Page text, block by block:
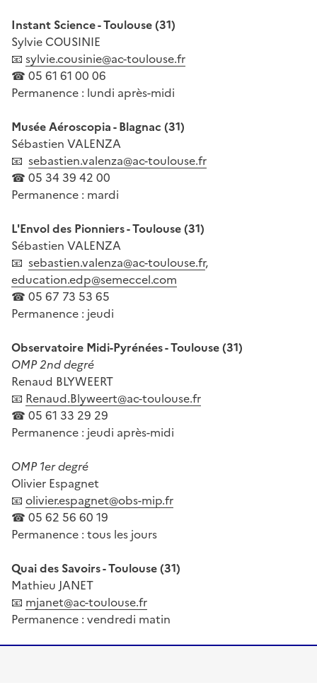
Instant Science - Toulouse (31)
Sylvie COUSINIE
📧 sylvie.cousinie@ac-toulouse.fr
☎ 05 61 61 00 06
Permanence : lundi après-midi
Musée Aéroscopia - Blagnac (31)
Sébastien VALENZA
📧 sebastien.valenza@ac-toulouse.fr
☎ 05 34 39 42 00
Permanence : mardi
L'Envol des Pionniers - Toulouse (31)
Sébastien VALENZA
📧 sebastien.valenza@ac-toulouse.fr,
education.edp@semeccel.com
☎ 05 67 73 53 65
Permanence : jeudi
Observatoire Midi-Pyrénées - Toulouse (31)
OMP 2nd degré
Renaud BLYWEERT
📧 Renaud.Blyweert@ac-toulouse.fr
☎ 05 61 33 29 29
Permanence : jeudi après-midi
OMP 1er degré
Olivier Espagnet
📧 olivier.espagnet@obs-mip.fr
☎ 05 62 56 60 19
Permanence : tous les jours
Quai des Savoirs - Toulouse (31)
Mathieu JANET
📧 mjanet@ac-toulouse.fr
Permanence : vendredi matin